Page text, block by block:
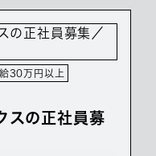
30万円以上
スの正社員募